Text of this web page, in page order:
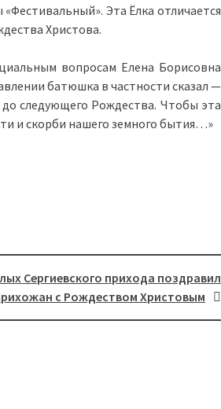
Эта Ёлка отличается
Христова.
вопросам Елена Борисовна
батюшка в частности сказал —
следующего Рождества. Чтобы эта
и скорби нашего земного бытия…»
Сергиевского прихода поздравил
с Рождеством Христовым